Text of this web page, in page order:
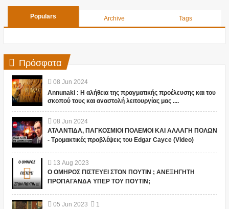
Populars Archive Tags
Πρόσφατα
08 Jun 2024
Annunaki : Η αλήθεια της πραγματικής προέλευσης και του
σκοπού τους και αναστολή λειτουργίας μας ....
08 Jun 2024
ΑΤΛΑΝΤΙΔΑ, ΠΑΓΚΟΣΜΙΟΙ ΠΟΛΕΜΟΙ ΚΑΙ ΑΛΛΑΓΗ ΠΟΛΩΝ
- Τρομακτικές προβλέψεις του Edgar Cayce (Video)
13 Aug 2023
Ο ΟΜΗΡΟΣ ΠΙΣΤΕΥΕΙ ΣΤΟΝ ΠΟΥΤΙΝ ; ΑΝΕΞΗΓΗΤΗ
ΠΡΟΠΑΓΑΝΔΑ ΥΠΕΡ ΤΟΥ ΠΟΥΤΙΝ;
05 Jun 2023
1